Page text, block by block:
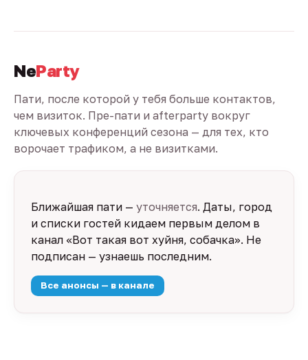
NeParty
Пати, после которой у тебя больше контактов,
чем визиток. Пре-пати и afterparty вокруг
ключевых конференций сезона — для тех, кто
ворочает трафиком, а не визитками.
Ближайшая пати — уточняется. Даты, город
и списки гостей кидаем первым делом в
канал «Вот такая вот хуйня, собачка». Не
подписан — узнаешь последним.
Все анонсы — в канале